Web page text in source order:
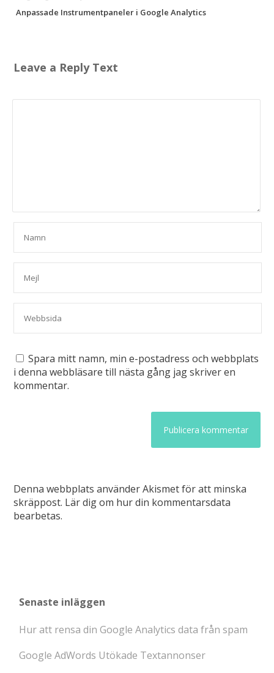
Anpassade Instrumentpaneler i Google Analytics
Leave a Reply Text
Spara mitt namn, min e-postadress och webbplats
i denna webbläsare till nästa gång jag skriver en
kommentar.
Denna webbplats använder Akismet för att minska
skräppost. Lär dig om hur din kommentarsdata
bearbetas.
Senaste inläggen
Hur att rensa din Google Analytics data från spam
Google AdWords Utökade Textannonser